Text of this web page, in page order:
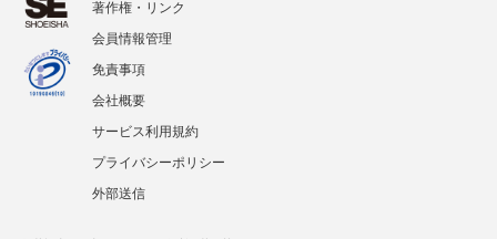
著作権・リンク
会員情報管理
免責事項
会社概要
サービス利用規約
プライバシーポリシー
外部送信